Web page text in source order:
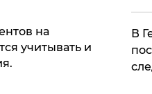
на
учитывать и
​В